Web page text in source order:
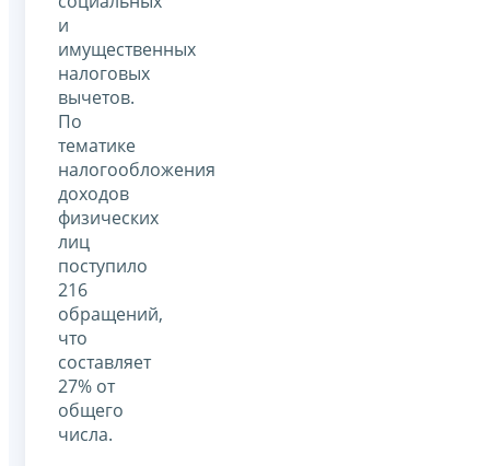
и
имущественных
налоговых
вычетов.
По
тематике
налогообложения
доходов
физических
лиц
поступило
216
обращений,
что
составляет
27% от
общего
числа.